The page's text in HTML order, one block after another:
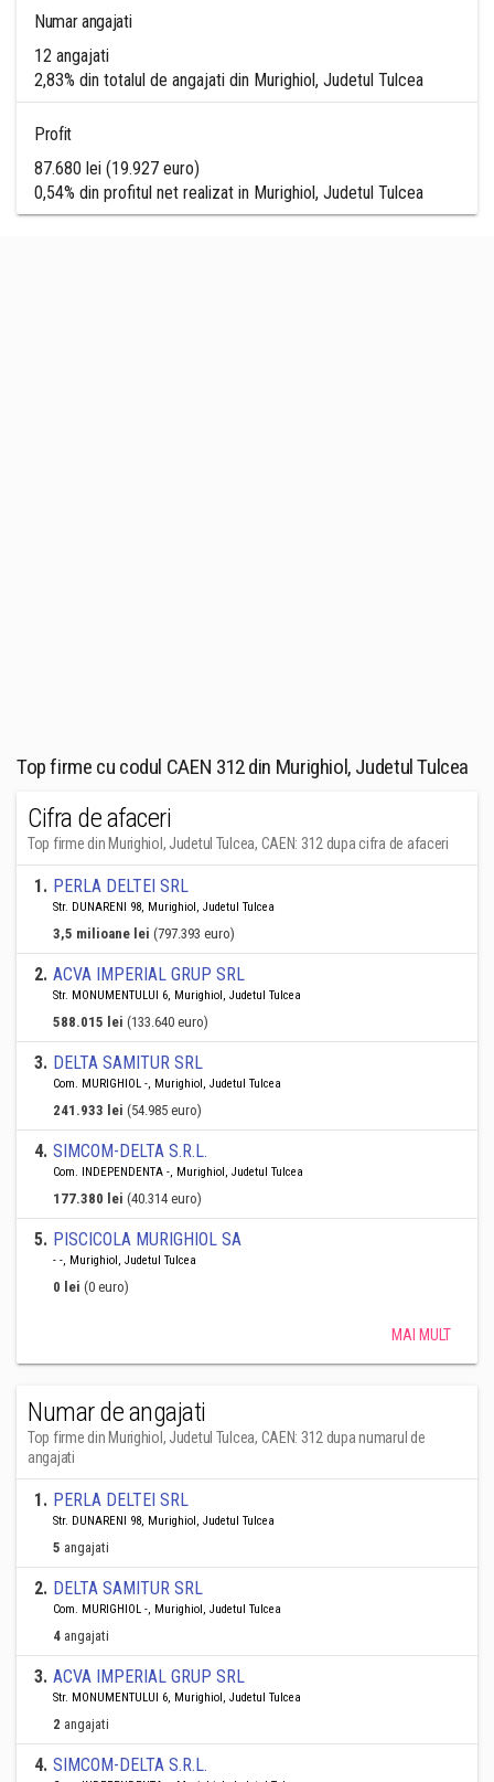
Numar angajati
12 angajati
2,83% din totalul de angajati din Murighiol, Judetul Tulcea
Profit
87.680 lei (19.927 euro)
0,54% din profitul net realizat in Murighiol, Judetul Tulcea
Top firme cu codul CAEN 312 din Murighiol, Judetul Tulcea
Cifra de afaceri
Top firme din Murighiol, Judetul Tulcea, CAEN: 312 dupa cifra de afaceri
1. PERLA DELTEI SRL
Str. DUNARENI 98, Murighiol, Judetul Tulcea
3,5 milioane lei (797.393 euro)
2. ACVA IMPERIAL GRUP SRL
Str. MONUMENTULUI 6, Murighiol, Judetul Tulcea
588.015 lei (133.640 euro)
3. DELTA SAMITUR SRL
Com. MURIGHIOL -, Murighiol, Judetul Tulcea
241.933 lei (54.985 euro)
4. SIMCOM-DELTA S.R.L.
Com. INDEPENDENTA -, Murighiol, Judetul Tulcea
177.380 lei (40.314 euro)
5. PISCICOLA MURIGHIOL SA
- -, Murighiol, Judetul Tulcea
0 lei (0 euro)
MAI MULT
Numar de angajati
Top firme din Murighiol, Judetul Tulcea, CAEN: 312 dupa numarul de
angajati
1. PERLA DELTEI SRL
Str. DUNARENI 98, Murighiol, Judetul Tulcea
5 angajati
2. DELTA SAMITUR SRL
Com. MURIGHIOL -, Murighiol, Judetul Tulcea
4 angajati
3. ACVA IMPERIAL GRUP SRL
Str. MONUMENTULUI 6, Murighiol, Judetul Tulcea
2 angajati
4. SIMCOM-DELTA S.R.L.